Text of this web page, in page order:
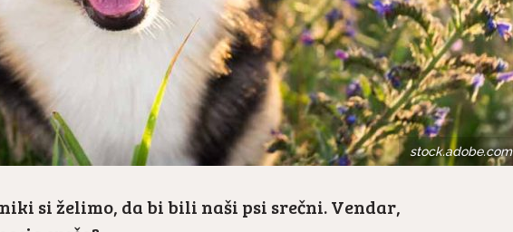
stock.adobe.com
si želimo, da bi bili naši psi srečni. Vendar,